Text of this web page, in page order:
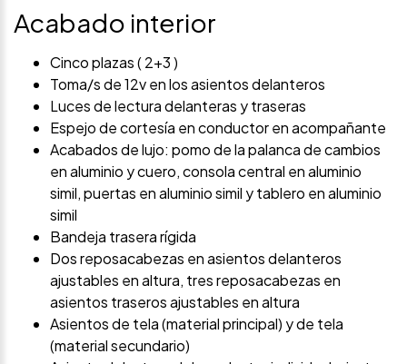
Acabado interior
Cinco plazas ( 2+3 )
Toma/s de 12v en los asientos delanteros
Luces de lectura delanteras y traseras
Espejo de cortesía en conductor en acompañante
Acabados de lujo: pomo de la palanca de cambios
en aluminio y cuero, consola central en aluminio
simil, puertas en aluminio simil y tablero en aluminio
simil
Bandeja trasera rígida
Dos reposacabezas en asientos delanteros
ajustables en altura, tres reposacabezas en
asientos traseros ajustables en altura
Asientos de tela (material principal) y de tela
(material secundario)